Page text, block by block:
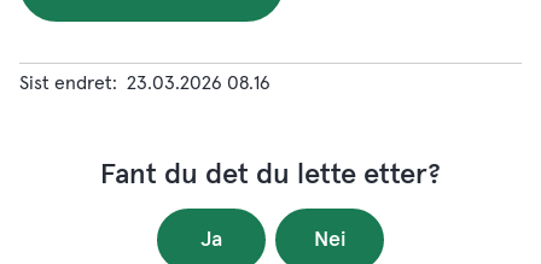
Sist endret 23.03.2026 08.16
Fant du det du lette etter?
Ja Nei